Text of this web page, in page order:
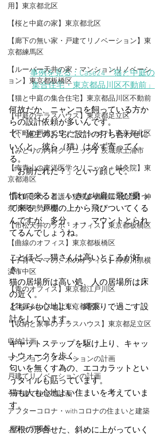
用】東京都北区
【桜と中庭の家】東京都北区
【廊下の無い家・戸建てリノベーション】東
京都練馬区
【ルーバー天井の家・マンションリノベーシ
ョン】東京都板橋区
【猫と中庭の集合住宅】東京都品川区不動前
【中庭のテラスハウス】東京都足立区
【下町の戸建てリノベーション】東京都北区
【みどりの内科クリニック】茨城県土浦市
【​南青山の東洋医学クリニック＋鍼灸院】東
京都港区
【六角形の、看護小規模多機能居宅介護】神
奈川県伊勢原市
【市松天井のラボ・オフィス】東京都板橋区
【曲線のオフィス】東京都板橋区
【子育てママの、木のオフィス】神奈川県横
浜市中区
【青のオフィス】東京都江戸川区
【花屋＆カフェ】東京都北区
【収納と家事のテラスハウス】東京都足立区
収納計画
マンションリノベーションの計画
戸建てリノベーションの計画
一戸建て住宅の計画
アフターコロナ・withコロナの住まいと建築
メディア掲載
事例を見る：Case24「猫と中庭の
集合住宅・東京都品川区不動前」
何故だか、ニャンコを飼っている方か
らの設計依頼が多いんです。
で、施主のお宅に設計の打ち合わせに
いくと、彼ら（猫）は必ず寄ってく
る。
「お前だれだ？」という顔して。
慣れて来ると、いきなり肩に飛び乗っ
て来る。戸棚の上から飛びついてくる
んですが、多分。。。マウントとられ
てるんでしょうね。
ことほど、猫さんは高いところが好
き。
猫の居場所は高い処、人の居場所は床
の近く。
どちらも心地よい、縄張りで過ごす設
計をしています。
キャットステップを駆け上り、キャッ
トウォークを歩く。
匂いを無くす為の、エコカラットとい
うタイルも貼っています。
猫も人も心地よい住まいを考えていま
す。
屋根の形合せた、斜めに上がっていく